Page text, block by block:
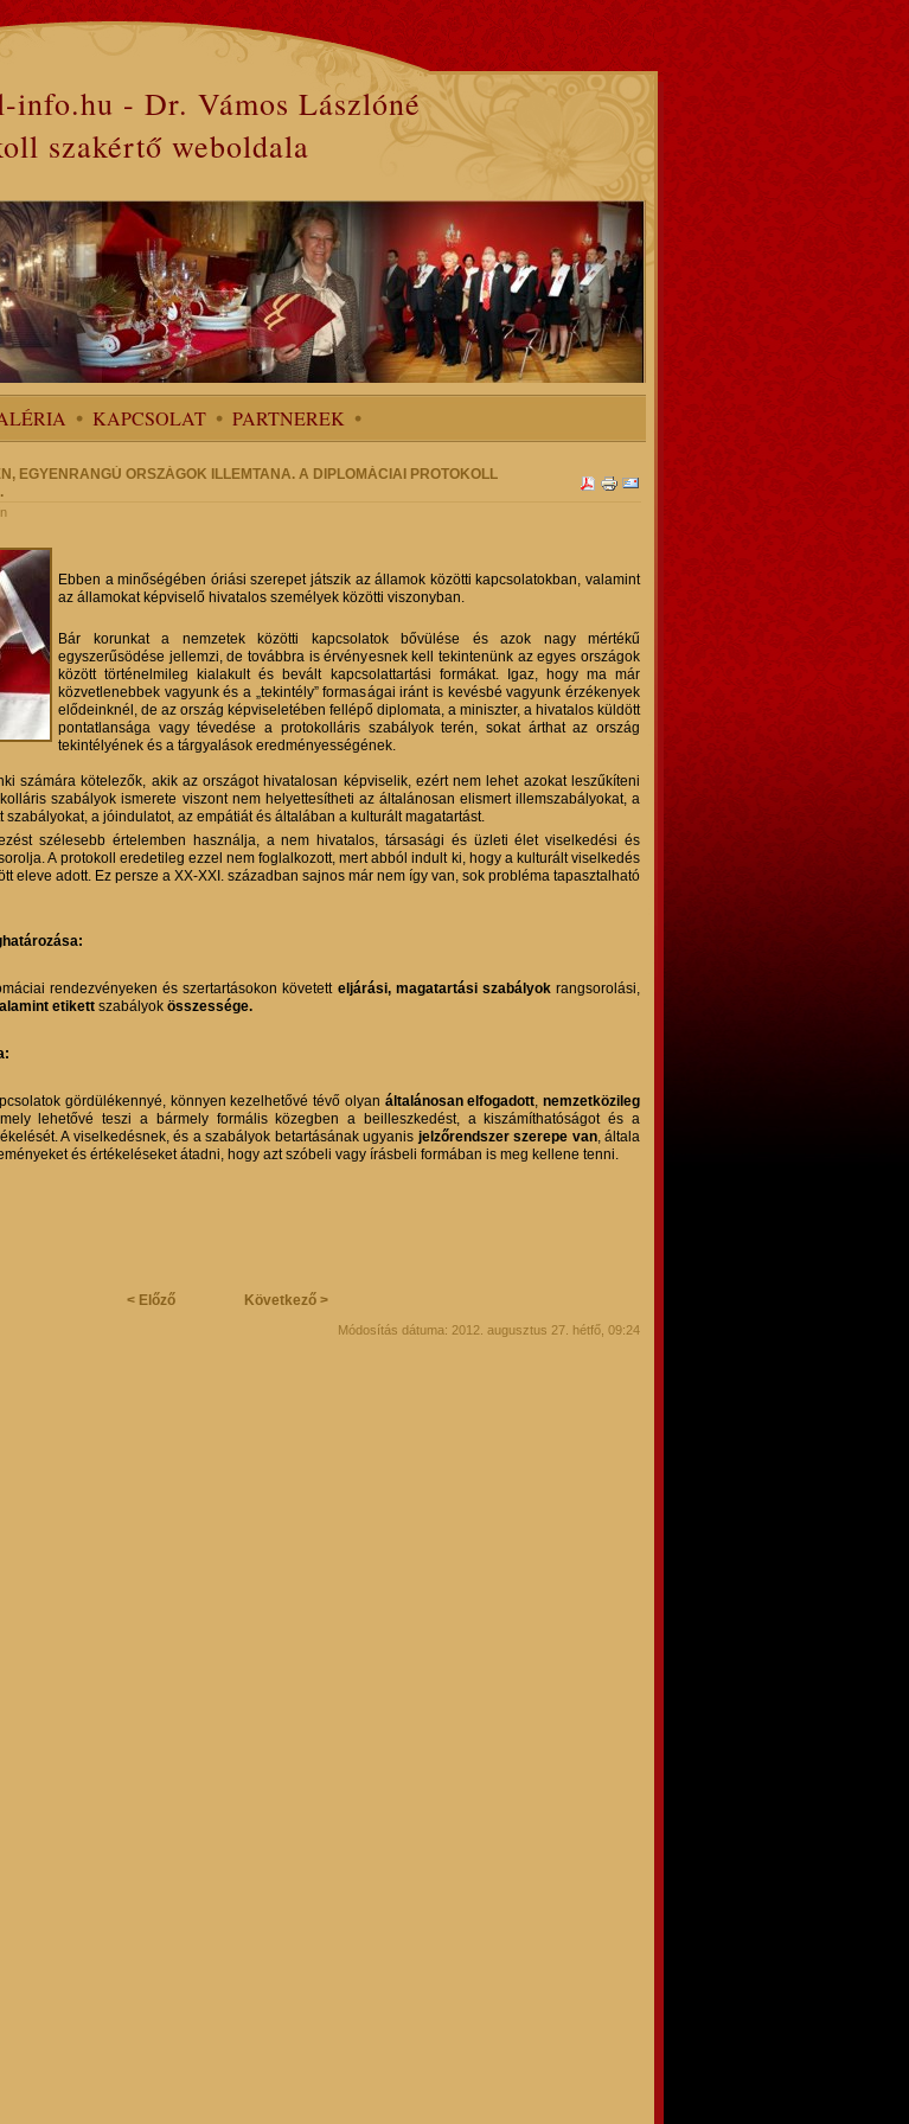
info.hu - Dr. Vámos Lászlóné
szakértő weboldala
KAPCSOLAT PARTNEREK
EGYENRANGÚ ORSZÁGOK ILLEMTANA. A DIPLOMÁCIAI PROTOKOLL
Ebben a minőségében óriási szerepet játszik az államok közötti kapcsolatokban, valamint
az államokat képviselő hivatalos személyek közötti viszonyban.
Bár korunkat a nemzetek közötti kapcsolatok bővülése és azok nagy mértékű
egyszerűsödése jellemzi, de továbbra is érvényesnek kell tekintenünk az egyes országok
között történelmileg kialakult és bevált kapcsolattartási formákat. Igaz, hogy ma már
közvetlenebbek vagyunk és a „tekintély” formaságai iránt is kevésbé vagyunk érzékenyek
elődeinknél, de az ország képviseletében fellépő diplomata, a miniszter, a hivatalos küldött
pontatlansága vagy tévedése a protokolláris szabályok terén, sokat árthat az ország
tekintélyének és a tárgyalások eredményességének.
számára kötelezők, akik az országot hivatalosan képviselik, ezért nem lehet azokat leszűkíteni
szabályok ismerete viszont nem helyettesítheti az általánosan elismert illemszabályokat, a
szabályokat, a jóindulatot, az empátiát és általában a kulturált magatartást.
szélesebb értelemben használja, a nem hivatalos, társasági és üzleti élet viselkedési és
A protokoll eredetileg ezzel nem foglalkozott, mert abból indult ki, hogy a kulturált viselkedés
eleve adott. Ez persze a XX-XXI. században sajnos már nem így van, sok probléma tapasztalható
rendezvényeken és szertartásokon követett eljárási, magatartási szabályokrangsorolási,
etikett szabályok összessége.
gördülékennyé, könnyen kezelhetővé tévő olyan általánosan elfogadott, nemzetközileg
lehetővé teszi a bármely formális közegben a beilleszkedést, a kiszámíthatóságot és a
A viselkedésnek, és a szabályok betartásának ugyanis jelzőrendszer szerepe van, általa
és értékeléseket átadni, hogy azt szóbeli vagy írásbeli formában is meg kellene tenni.
< Előző Következő >
Módosítás dátuma: 2012. augusztus 27. hétfő, 09:24